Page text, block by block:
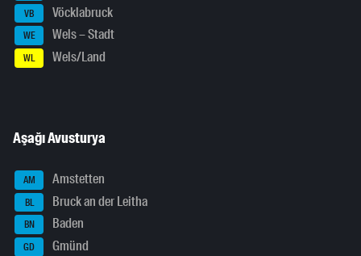
VB Vöcklabruck
WE Wels – Stadt
WL Wels/Land
Aşağı Avusturya
AM Amstetten
BL Bruck an der Leitha
BN Baden
GD Gmünd